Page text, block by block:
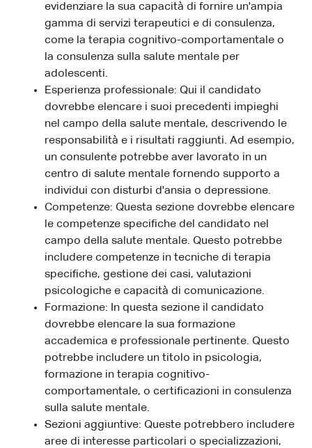
evidenziare la sua capacità di fornire un'ampia
gamma di servizi terapeutici e di consulenza,
come la terapia cognitivo-comportamentale o
la consulenza sulla salute mentale per
adolescenti.
Esperienza professionale: Qui il candidato
dovrebbe elencare i suoi precedenti impieghi
nel campo della salute mentale, descrivendo le
responsabilità e i risultati raggiunti. Ad esempio,
un consulente potrebbe aver lavorato in un
centro di salute mentale fornendo supporto a
individui con disturbi d'ansia o depressione.
Competenze: Questa sezione dovrebbe elencare
le competenze specifiche del candidato nel
campo della salute mentale. Questo potrebbe
includere competenze in tecniche di terapia
specifiche, gestione dei casi, valutazioni
psicologiche e capacità di comunicazione.
Formazione: In questa sezione il candidato
dovrebbe elencare la sua formazione
accademica e professionale pertinente. Questo
potrebbe includere un titolo in psicologia,
formazione in terapia cognitivo-
comportamentale, o certificazioni in consulenza
sulla salute mentale.
Sezioni aggiuntive: Queste potrebbero includere
aree di interesse particolari o specializzazioni,